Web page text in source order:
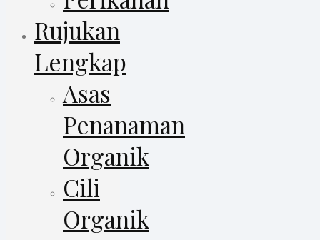
Rujukan
Lengkap
Asas
Penanaman
Organik
Cili
Organik